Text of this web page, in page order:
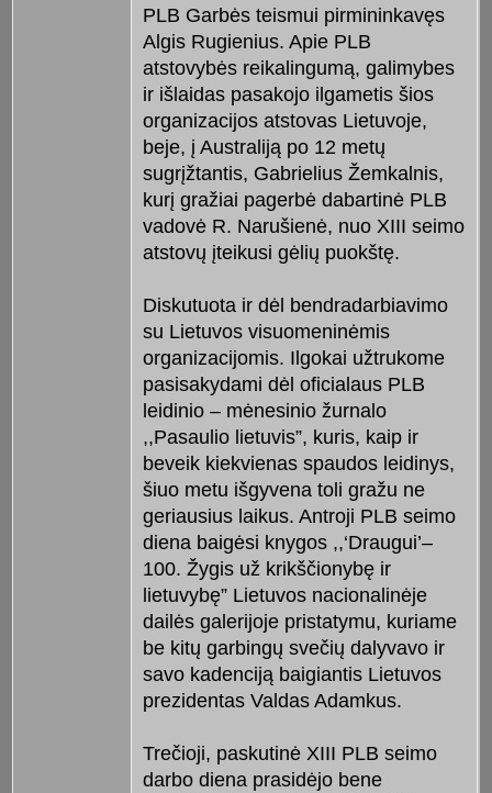
PLB Garbės teismui pirmininkavęs
Algis Rugienius. Apie PLB
atstovybės reikalingumą, galimybes
ir išlaidas pasakojo ilgametis šios
organizacijos atstovas Lietuvoje,
beje, į Australiją po 12 metų
sugrįžtantis, Gabrielius Žemkalnis,
kurį gražiai pagerbė dabartinė PLB
vadovė R. Narušienė, nuo XIII seimo
atstovų įteikusi gėlių puokštę.
Diskutuota ir dėl bendradarbiavimo
su Lietuvos visuomeninėmis
organizacijomis. Ilgokai užtrukome
pasisakydami dėl oficialaus PLB
leidinio – mėnesinio žurnalo
,,Pasaulio lietuvis”, kuris, kaip ir
beveik kiekvienas spaudos leidinys,
šiuo metu išgyvena toli gražu ne
geriausius laikus. Antroji PLB seimo
diena baigėsi knygos ,,‘Draugui’–
100. Žygis už krikščionybę ir
lietuvybę” Lietuvos nacionalinėje
dailės galerijoje pristatymu, kuriame
be kitų garbingų svečių dalyvavo ir
savo kadenciją baigiantis Lietuvos
prezidentas Valdas Adamkus.
Trečioji, paskutinė XIII PLB seimo
darbo diena prasidėjo bene